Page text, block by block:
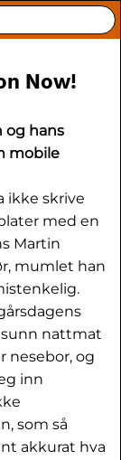
Now!
og hans
mobile
ikke skrive
med en
Martin
mumlet han
nattmat
nesebor, og
inn
som så
akkurat hva